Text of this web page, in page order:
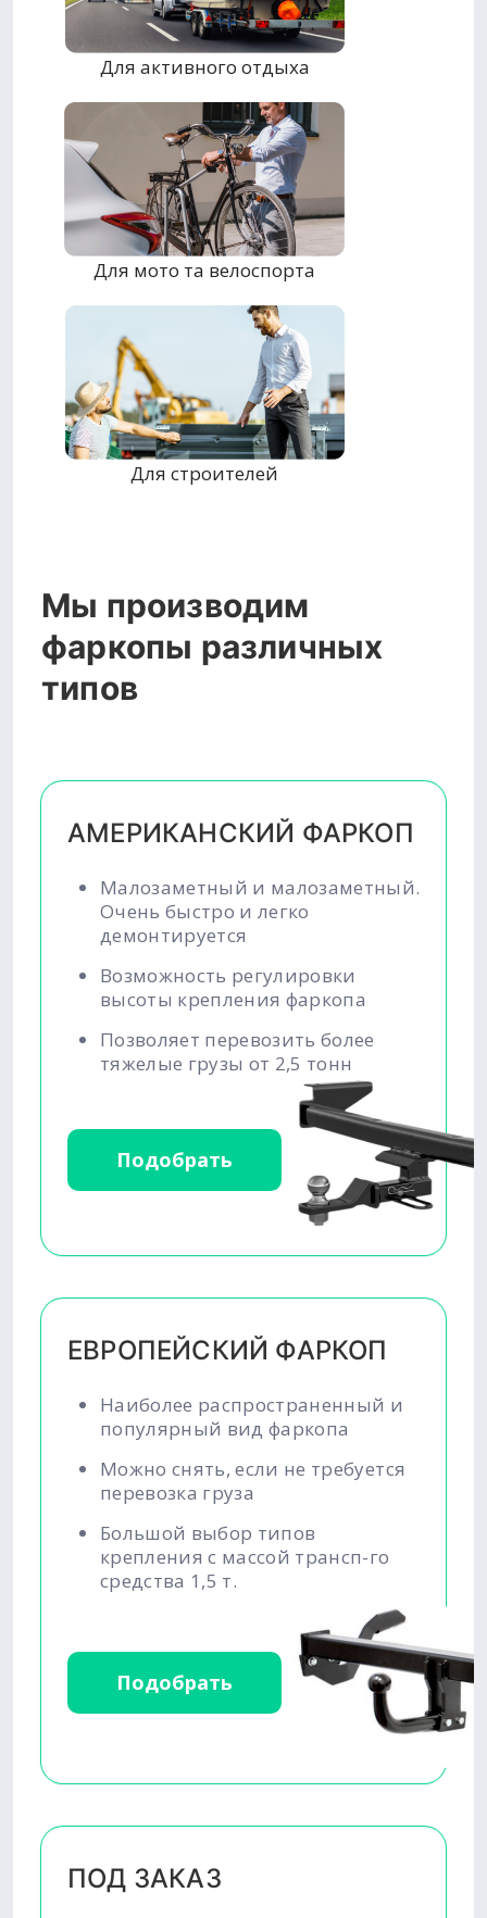
Для активного отдыха
Для мото та велоспорта
Для строителей
Мы производим
фаркопы различных
типов
АМЕРИКАНСКИЙ ФАРКОП
Малозаметный и малозаметный.
Очень быстро и легко
демонтируется
Возможность регулировки
высоты крепления фаркопа
Позволяет перевозить более
тяжелые грузы от 2,5 тонн
Подобрать
ЕВРОПЕЙСКИЙ ФАРКОП
Наиболее распространенный и
популярный вид фаркопа
Можно снять, если не требуется
перевозка груза
Большой выбор типов
крепления с массой трансп-го
средства 1,5 т.
Подобрать
ПОД ЗАКАЗ